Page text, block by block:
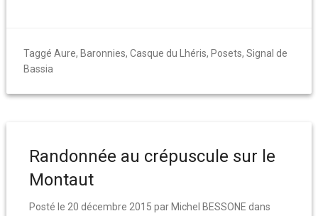
Taggé Aure, Baronnies, Casque du Lhéris, Posets, Signal de
Bassia
Randonnée au crépuscule sur le
Montaut
Posté le 20 décembre 2015 par Michel BESSONE dans